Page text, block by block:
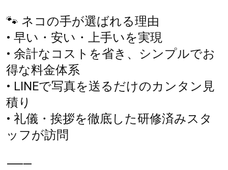
🐾 ネコの手が選ばれる理由
• 早い・安い・上手いを実現
• 余計なコストを省き、シンプルでお
得な料金体系
• LINEで写真を送るだけのカンタン見
積り
• 礼儀・挨拶を徹底した研修済みスタ
ッフが訪問
⸻